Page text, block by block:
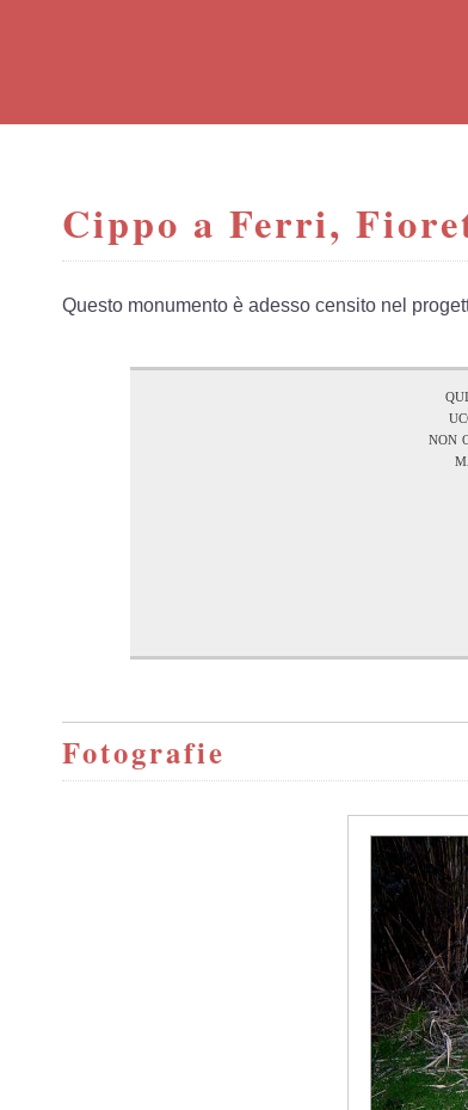
Cippo a Ferri,
Questo monumento è adesso censito nel
non
Fotografie